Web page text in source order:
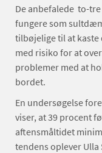
De anbefalede to-
fungere som
tilbøjelige til at
med risiko for at
problemer med at
bordet.
En undersøgelse
viser, at 39 procent
aftensmåltidet
tendens oplever